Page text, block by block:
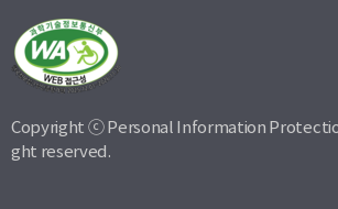
Copyright ⓒ Personal Information
ght reserved.